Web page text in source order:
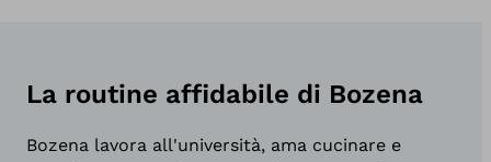
La routine affidabile di Bozena
Bozena lavora all'università, ama cucinare e